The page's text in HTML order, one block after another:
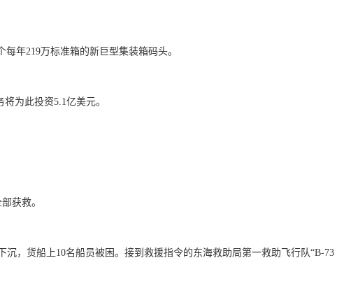
年219万标准箱的新巨型集装箱码头。
为此投资5.1亿美元。
获救。
，货船上10名船员被困。接到救援指令的东海救助局第一救助飞行队“B-73